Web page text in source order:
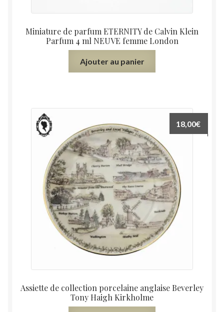
Miniature de parfum ETERNITY de Calvin Klein
Parfum 4 ml NEUVE femme London
Ajouter au panier
Assiette de collection porcelaine anglaise Beverley
Tony Haigh Kirkholme
18,00€